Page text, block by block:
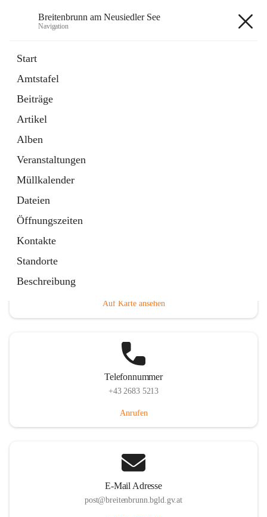
Breitenbrunn am Neusiedler See
Navigation
Start
Amtstafel
Beiträge
Artikel
Alben
Veranstaltungen
Müllkalender
Dateien
Öffnungszeiten
Kontakte
Standorte
Beschreibung
18 Schnellzugriffe
Gemeindeservice
Auf Karte ansehen
Telefonnummer
+43 2683 5213
Anrufen
E-Mail Adresse
post@breitenbrunn.bgld.gv.at